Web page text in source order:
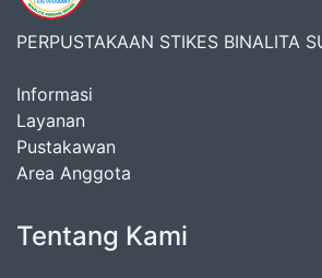
PERPUSTAKAAN STIKES BINALITA
Informasi
Layanan
Pustakawan
Area Anggota
Tentang Kami